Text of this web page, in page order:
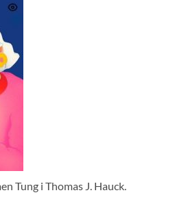
Tung i Thomas J. Hauck.